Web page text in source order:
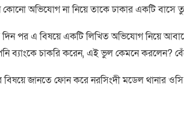
কোনো অভিযোগ না নিয়ে তাকে ঢাকার একটি বাসে
দিন পর এ বিষয়ে একটি লিখিত অভিযোগ নিয়ে
ব্যাংকে চাকরি করেন, এই ভুল কেমনে করলেন?
বিষয়ে জানতে ফোন করে নরসিংদী মডেল থানার